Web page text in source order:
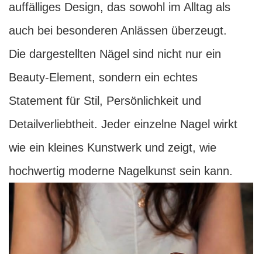
auffälliges Design, das sowohl im Alltag als
auch bei besonderen Anlässen überzeugt.
Die dargestellten Nägel sind nicht nur ein
Beauty-Element, sondern ein echtes
Statement für Stil, Persönlichkeit und
Detailverliebtheit. Jeder einzelne Nagel wirkt
wie ein kleines Kunstwerk und zeigt, wie
hochwertig moderne Nagelkunst sein kann.